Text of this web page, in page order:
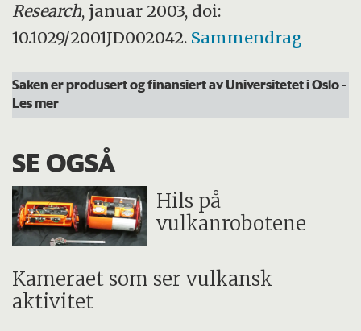
Research, januar 2003, doi:
10.1029/2001JD002042. Sammendrag
Saken er produsert og finansiert av Universitetet i Oslo-
Les mer
SE OGSÅ
Hils på
vulkanrobotene
Kameraet som ser vulkansk
aktivitet